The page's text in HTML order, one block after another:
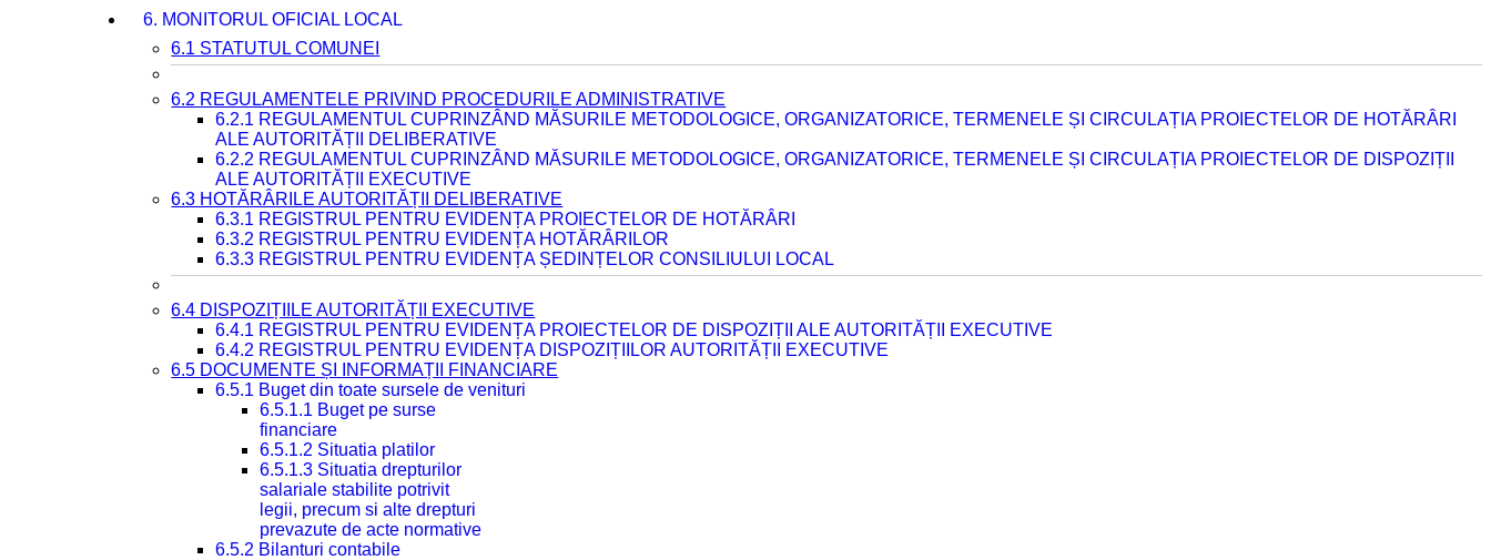
6. MONITORUL OFICIAL LOCAL
6.1 STATUTUL COMUNEI
6.2 REGULAMENTELE PRIVIND PROCEDURILE ADMINISTRATIVE
6.2.1 REGULAMENTUL CUPRINZÂND MĂSURILE METODOLOGICE, ORGANIZATORICE, TERMENELE ȘI CIRCULAȚIA PROIECTELOR DE HOTĂRÂRI
ALE AUTORITĂȚII DELIBERATIVE
6.2.2 REGULAMENTUL CUPRINZÂND MĂSURILE METODOLOGICE, ORGANIZATORICE, TERMENELE ȘI CIRCULAȚIA PROIECTELOR DE DISPOZIȚII
ALE AUTORITĂȚII EXECUTIVE
6.3 HOTĂRÂRILE AUTORITĂȚII DELIBERATIVE
6.3.1 REGISTRUL PENTRU EVIDENȚA PROIECTELOR DE HOTĂRÂRI
6.3.2 REGISTRUL PENTRU EVIDENȚA HOTĂRÂRILOR
6.3.3 REGISTRUL PENTRU EVIDENȚA ȘEDINȚELOR CONSILIULUI LOCAL
6.4 DISPOZIȚIILE AUTORITĂȚII EXECUTIVE
6.4.1 REGISTRUL PENTRU EVIDENȚA PROIECTELOR DE DISPOZIȚII ALE AUTORITĂȚII EXECUTIVE
6.4.2 REGISTRUL PENTRU EVIDENȚA DISPOZIȚIILOR AUTORITĂȚII EXECUTIVE
6.5 DOCUMENTE ȘI INFORMAȚII FINANCIARE
6.5.1 Buget din toate sursele de venituri
6.5.1.1 Buget pe surse
financiare
6.5.1.2 Situatia platilor
6.5.1.3 Situatia drepturilor
salariale stabilite potrivit
legii, precum si alte drepturi
prevazute de acte normative
6.5.2 Bilanturi contabile